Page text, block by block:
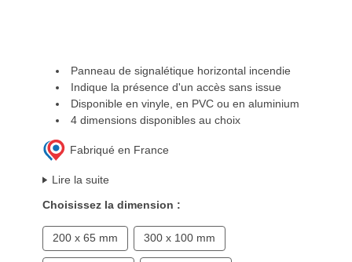
Panneau de signalétique horizontal incendie
Indique la présence d'un accès sans issue
Disponible en vinyle, en PVC ou en aluminium
4 dimensions disponibles au choix
Fabriqué en France
Lire la suite
Choisissez la dimension :
200 x 65 mm 300 x 100 mm